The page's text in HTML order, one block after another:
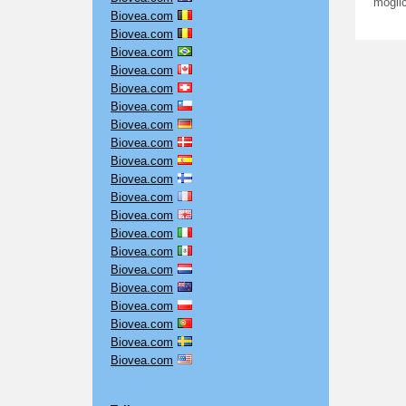
Biovea.com
Biovea.com
Biovea.com
Biovea.com
Biovea.com
Biovea.com
Biovea.com
Biovea.com
Biovea.com
Biovea.com
Biovea.com
Biovea.com
Biovea.com
Biovea.com
Biovea.com
Biovea.com
Biovea.com
Biovea.com
Biovea.com
Biovea.com